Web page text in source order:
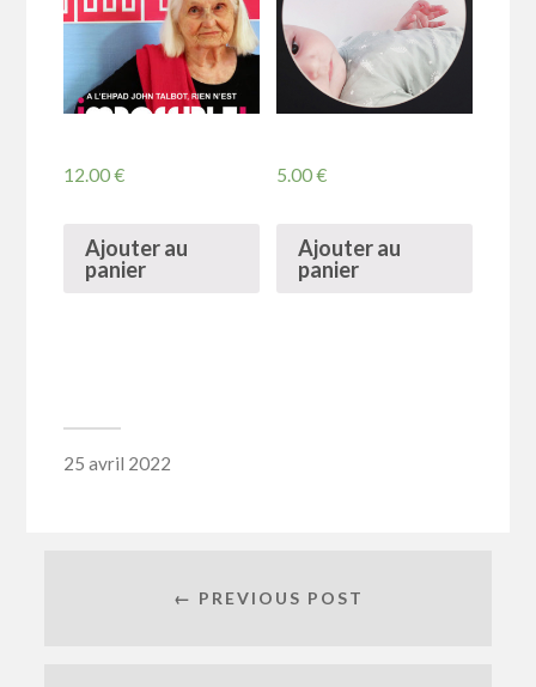
12.00€
Ajouter au
panier
5.00€
Ajouter au
panier
25 avril 2022
← PREVIOUS POST